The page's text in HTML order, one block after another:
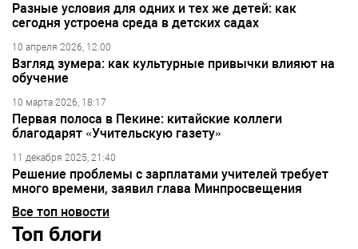
Разные условия для одних и тех же детей: как
сегодня устроена среда в детских садах
10 апреля 2026, 12:00
Взгляд зумера: как культурные привычки влияют на
обучение
10 марта 2026, 18:17
Первая полоса в Пекине: китайские коллеги
благодарят «Учительскую газету»
11 декабря 2025, 21:40
Решение проблемы с зарплатами учителей требует
много времени, заявил глава Минпросвещения
Все топ новости
Топ блоги